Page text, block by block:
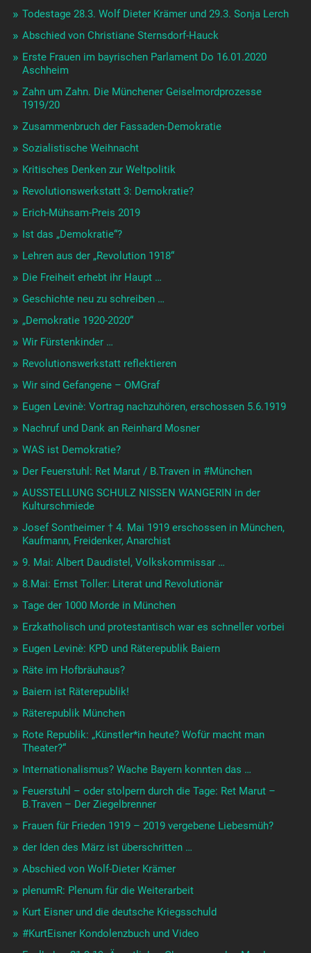
Todestage 28.3. Wolf Dieter Krämer und 29.3. Sonja Lerch
Abschied von Christiane Sternsdorf-Hauck
Erste Frauen im bayrischen Parlament Do 16.01.2020
Aschheim
Zahn um Zahn. Die Münchener Geiselmordprozesse
1919/20
Zusammenbruch der Fassaden-Demokratie
Sozialistische Weihnacht
Kritisches Denken zur Weltpolitik
Revolutionswerkstatt 3: Demokratie?
Erich-Mühsam-Preis 2019
Ist das „Demokratie“?
Lehren aus der „Revolution 1918“
Die Freiheit erhebt ihr Haupt …
Geschichte neu zu schreiben …
„Demokratie 1920-2020“
Wir Fürstenkinder …
Revolutionswerkstatt reflektieren
Wir sind Gefangene – OMGraf
Eugen Levinè: Vortrag nachzuhören, erschossen 5.6.1919
Nachruf und Dank an Reinhard Mosner
WAS ist Demokratie?
Der Feuerstuhl: Ret Marut / B.Traven in #München
AUSSTELLUNG SCHULZ NISSEN WANGERIN in der
Kulturschmiede
Josef Sontheimer † 4. Mai 1919 erschossen in München,
Kaufmann, Freidenker, Anarchist
9. Mai: Albert Daudistel, Volkskommissar …
8.Mai: Ernst Toller: Literat und Revolutionär
Tage der 1000 Morde in München
Erzkatholisch und protestantisch war es schneller vorbei
Eugen Levinè: KPD und Räterepublik Baiern
Räte im Hofbräuhaus?
Baiern ist Räterepublik!
Räterepublik München
Rote Republik: „Künstler*in heute? Wofür macht man
Theater?“
Internationalismus? Wache Bayern konnten das …
Feuerstuhl – oder stolpern durch die Tage: Ret Marut –
B.Traven – Der Ziegelbrenner
Frauen für Frieden 1919 – 2019 vergebene Liebesmüh?
der Iden des März ist überschritten …
Abschied von Wolf-Dieter Krämer
plenumR: Plenum für die Weiterarbeit
Kurt Eisner und die deutsche Kriegsschuld
#KurtEisner Kondolenzbuch und Video